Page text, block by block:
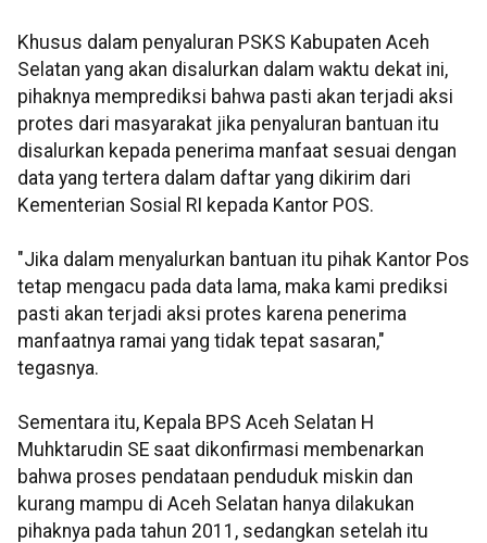
Khusus dalam penyaluran PSKS Kabupaten Aceh
Selatan yang akan disalurkan dalam waktu dekat ini,
pihaknya memprediksi bahwa pasti akan terjadi aksi
protes dari masyarakat jika penyaluran bantuan itu
disalurkan kepada penerima manfaat sesuai dengan
data yang tertera dalam daftar yang dikirim dari
Kementerian Sosial RI kepada Kantor POS.
"Jika dalam menyalurkan bantuan itu pihak Kantor Pos
tetap mengacu pada data lama, maka kami prediksi
pasti akan terjadi aksi protes karena penerima
manfaatnya ramai yang tidak tepat sasaran,"
tegasnya.
Sementara itu, Kepala BPS Aceh Selatan H
Muhktarudin SE saat dikonfirmasi membenarkan
bahwa proses pendataan penduduk miskin dan
kurang mampu di Aceh Selatan hanya dilakukan
pihaknya pada tahun 2011, sedangkan setelah itu